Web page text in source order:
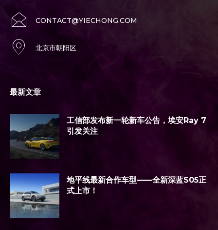
CONTACT@YIECHONG.COM
北京市朝阳区
最新文章
工信部发布新一轮新车公告，埃安Ray 7
引发关注
地平线最新合作车型——全新深蓝S05正
式上市！